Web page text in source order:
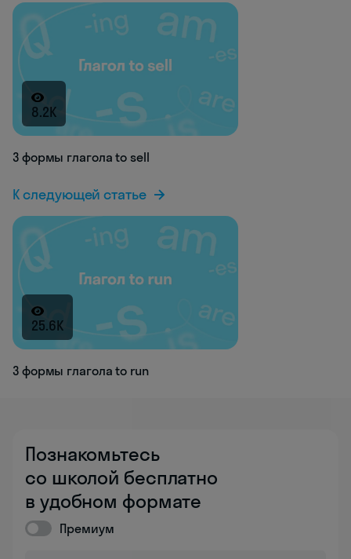
8.2K
3 формы глагола to sell
К следующей статье
25.6K
3 формы глагола to run
Познакомьтесь
со школой бесплатно
в удобном формате
Премиум